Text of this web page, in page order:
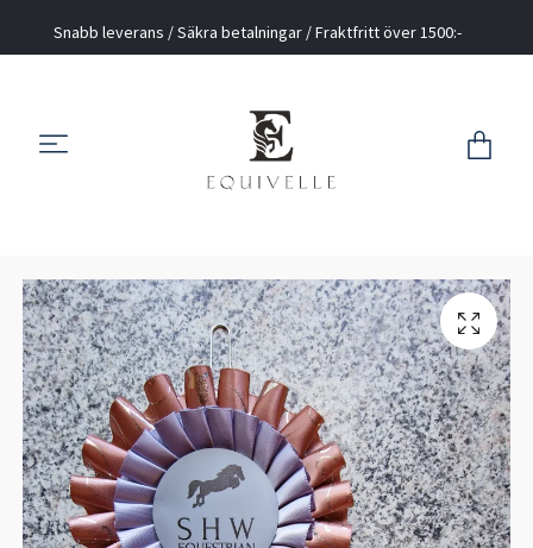
Snabb leverans / Säkra betalningar / Fraktfritt över 1500:-